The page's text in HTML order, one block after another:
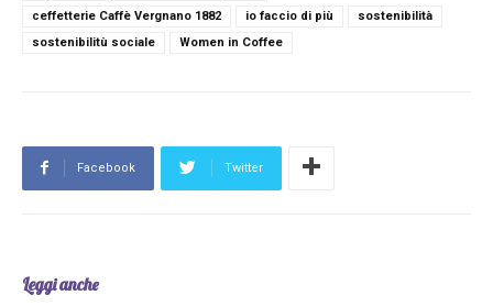
ceffetterie Caffè Vergnano 1882
io faccio di più
sostenibilità
sostenibilitù sociale
Women in Coffee
Facebook Twitter
Leggi anche